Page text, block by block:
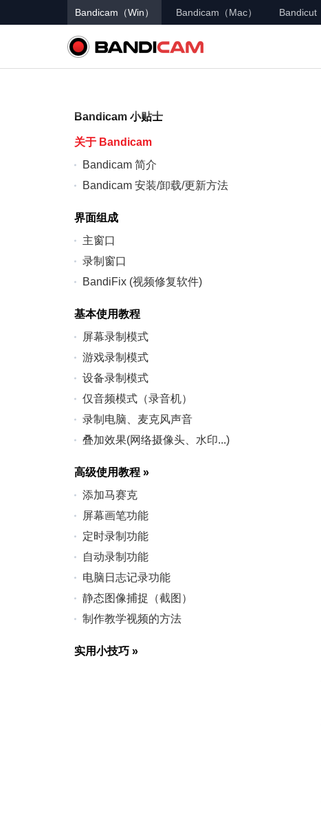
Bandicam（Win） Bandicam（Mac） Bandicut
Bandicam 小贴士
关于 Bandicam
Bandicam 简介
Bandicam 安装/卸载/更新方法
界面组成
主窗口
录制窗口
BandiFix (视频修复软件)
基本使用教程
屏幕录制模式
游戏录制模式
设备录制模式
仅音频模式（录音机）
录制电脑、麦克风声音
叠加效果(网络摄像头、水印...)
高级使用教程 »
添加马赛克
屏幕画笔功能
定时录制功能
自动录制功能
电脑日志记录功能
静态图像捕捉（截图）
制作教学视频的方法
实用小技巧 »